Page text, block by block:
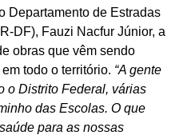
Departamento de Estradas
DF), Fauzi Nacfur Júnior, a
obras que vêm sendo
todo o território. “A gente
o Distrito Federal, várias
das Escolas. O que
para as nossas